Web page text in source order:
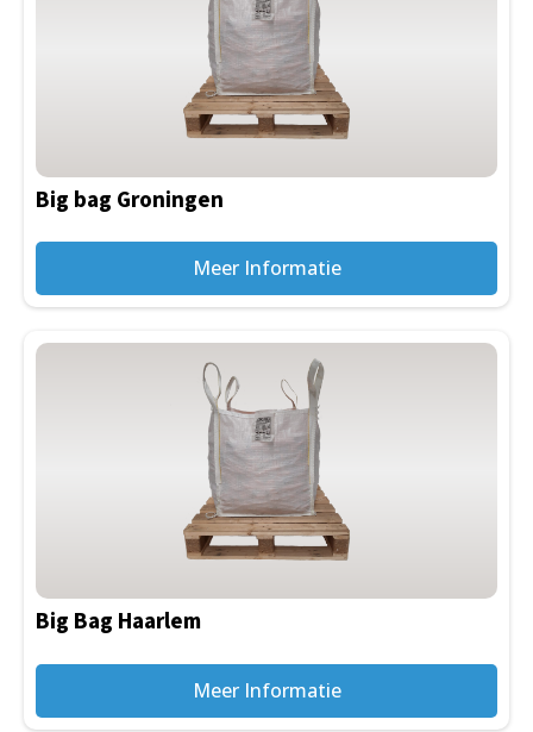
Big bag Groningen
Meer Informatie
Big Bag Haarlem
Meer Informatie